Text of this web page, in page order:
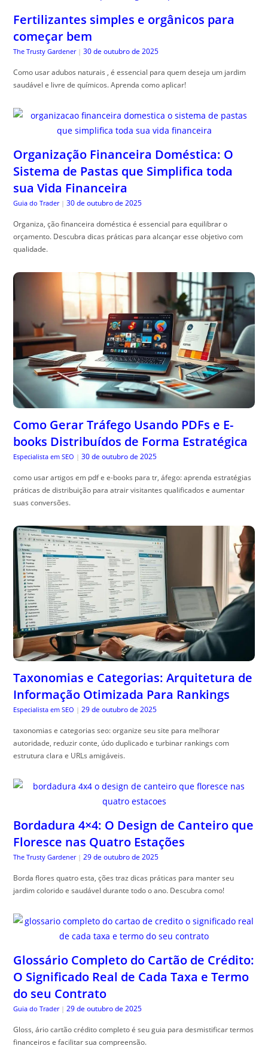
Fertilizantes simples e orgânicos para
começar bem
The Trusty Gardener | 30 de outubro de 2025
Como usar adubos naturais , é essencial para quem deseja um jardim
saudável e livre de químicos. Aprenda como aplicar!
Organização Financeira Doméstica: O
Sistema de Pastas que Simplifica toda
sua Vida Financeira
Guia do Trader | 30 de outubro de 2025
Organiza, ção financeira doméstica é essencial para equilibrar o
orçamento. Descubra dicas práticas para alcançar esse objetivo com
qualidade.
Como Gerar Tráfego Usando PDFs e E-
books Distribuídos de Forma Estratégica
Especialista em SEO | 30 de outubro de 2025
como usar artigos em pdf e e-books para tr, áfego: aprenda estratégias
práticas de distribuição para atrair visitantes qualificados e aumentar
suas conversões.
Taxonomias e Categorias: Arquitetura de
Informação Otimizada Para Rankings
Especialista em SEO | 29 de outubro de 2025
taxonomias e categorias seo: organize seu site para melhorar
autoridade, reduzir conte, údo duplicado e turbinar rankings com
estrutura clara e URLs amigáveis.
Bordadura 4×4: O Design de Canteiro que
Floresce nas Quatro Estações
The Trusty Gardener | 29 de outubro de 2025
Borda flores quatro esta, ções traz dicas práticas para manter seu
jardim colorido e saudável durante todo o ano. Descubra como!
Glossário Completo do Cartão de Crédito:
O Significado Real de Cada Taxa e Termo
do seu Contrato
Guia do Trader | 29 de outubro de 2025
Gloss, ário cartão crédito completo é seu guia para desmistificar termos
financeiros e facilitar sua compreensão.